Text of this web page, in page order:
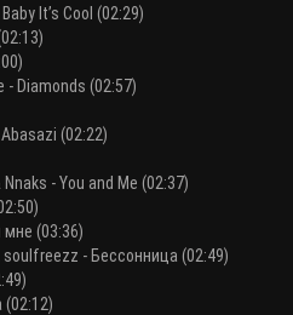
It’s Cool (02:29)
- Diamonds (02:57)
Abasazi (02:22)
- You and Me (02:37)
мне (03:36)
soulfreezz - Бессонница (02:49)
(02:12)